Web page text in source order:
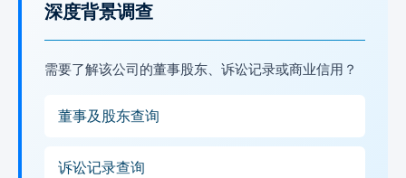
深度背景调查
需要了解该公司的董事股东、诉讼记录或商业信用？
董事及股东查询
诉讼记录查询